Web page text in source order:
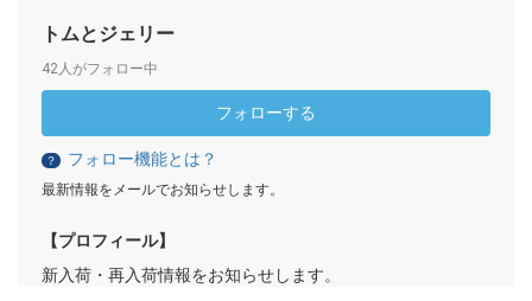
トムとジェリー
42人がフォロー中
フォローする
？ フォロー機能とは？
最新情報をメールでお知らせします。
【プロフィール】
新入荷・再入荷情報をお知らせします。